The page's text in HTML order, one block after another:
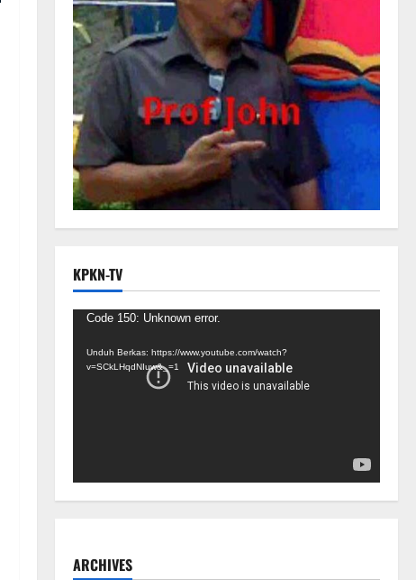
KPKN-TV
Pemutar
Code 150: Unknown error.
Unduh Berkas: https://www.youtube.com/watch?
v=SCkLHqdNIuw&_=1
ARCHIVES